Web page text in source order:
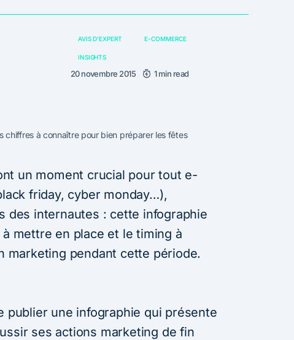
AVIS D'EXPERT E-COMMERCE
INSIGHTS
20 novembre 2015 1 min read
chiffres à connaître pour bien préparer les fêtes
un moment crucial pour tout e-
friday, cyber monday…),
des internautes : cette infographie
mettre en place et le timing à
marketing pendant cette période.
publier une infographie qui présente
ses actions marketing de fin